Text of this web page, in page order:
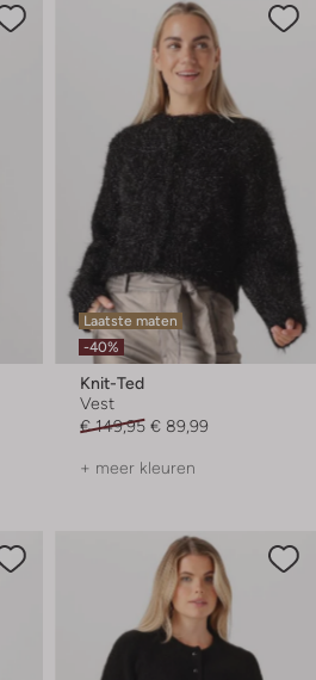
Laatste maten
-40%
Knit-Ted
Vest
€ 149,95 € 89,99
+ meer kleuren